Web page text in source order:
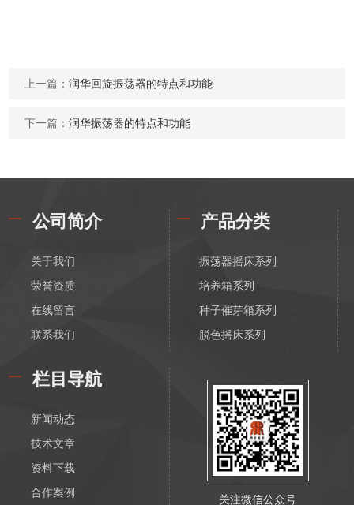
上一篇：润华回旋振荡器的特点和功能
下一篇：润华振荡器的特点和功能
公司简介
关于我们
荣誉资质
在线留言
联系我们
产品分类
振荡器摇床系列
培养箱系列
种子催芽箱系列
脱色摇床系列
恒温磁力搅拌器系列
电动搅拌器系列
离心机系列
水浴锅系列
油浴锅系列
栏目导航
新闻动态
技术文章
资料下载
合作案例
关注微信公众号